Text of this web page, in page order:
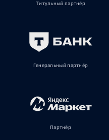
Титульный партнёр
Генеральный партнёр
Партнёр